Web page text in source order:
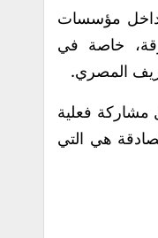
داخل مؤسسات
خاصة في
المصري.
مشاركة فعلية
هي التي